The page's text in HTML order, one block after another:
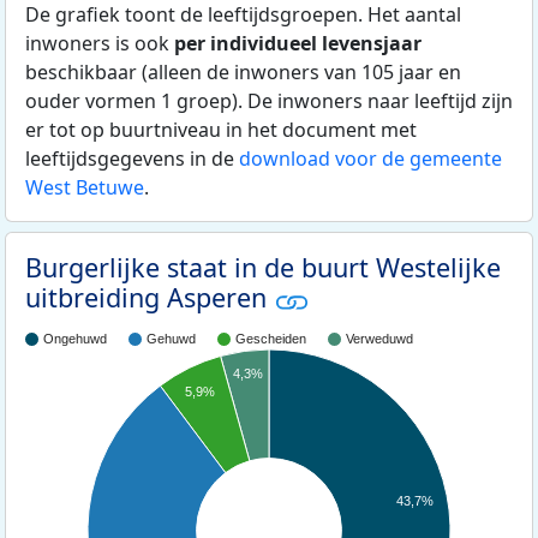
De grafiek toont de leeftijdsgroepen. Het aantal
inwoners is ook per individueel levensjaar
beschikbaar (alleen de inwoners van 105 jaar en
ouder vormen 1 groep). De inwoners naar leeftijd zijn
er tot op buurtniveau in het document met
leeftijdsgegevens in dedownload voor de gemeente
West Betuwe.
Burgerlijke staat in de buurt Westelijke
uitbreiding Asperen
Ongehuwd Gehuwd Gescheiden Verweduwd
43,7%
4,3%
5,9%